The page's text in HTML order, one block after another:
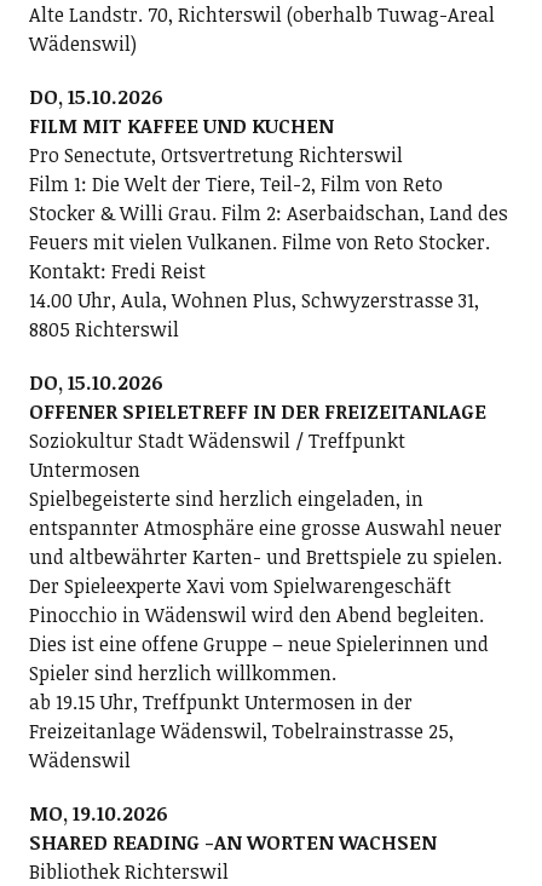
Alte Landstr. 70, Richterswil (oberhalb Tuwag-Areal
Wädenswil)
DO, 15.10.2026
FILM MIT KAFFEE UND KUCHEN
Pro Senectute, Ortsvertretung Richterswil
Film 1: Die Welt der Tiere, Teil-2, Film von Reto
Stocker & Willi Grau. Film 2: Aserbaidschan, Land des
Feuers mit vielen Vulkanen. Filme von Reto Stocker.
Kontakt: Fredi Reist
14.00 Uhr, Aula, Wohnen Plus, Schwyzerstrasse 31,
8805 Richterswil
DO, 15.10.2026
OFFENER SPIELETREFF IN DER FREIZEITANLAGE
Soziokultur Stadt Wädenswil / Treffpunkt
Untermosen
Spielbegeisterte sind herzlich eingeladen, in
entspannter Atmosphäre eine grosse Auswahl neuer
und altbewährter Karten- und Brettspiele zu spielen.
Der Spieleexperte Xavi vom Spielwarengeschäft
Pinocchio in Wädenswil wird den Abend begleiten.
Dies ist eine offene Gruppe – neue Spielerinnen und
Spieler sind herzlich willkommen.
ab 19.15 Uhr, Treffpunkt Untermosen in der
Freizeitanlage Wädenswil, Tobelrainstrasse 25,
Wädenswil
MO, 19.10.2026
SHARED READING -AN WORTEN WACHSEN
Bibliothek Richterswil